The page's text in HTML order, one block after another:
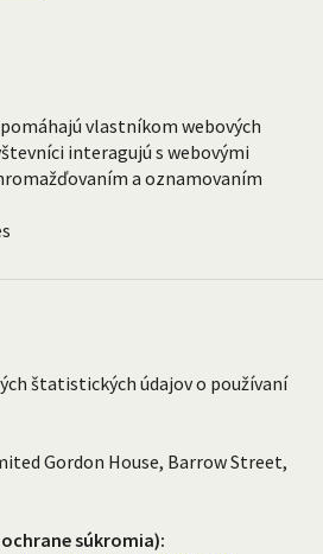
vlastníkom webových
interagujú s webovými
a oznamovaním
štatistických údajov o používaní
Gordon House, Barrow Street,
súkromia):